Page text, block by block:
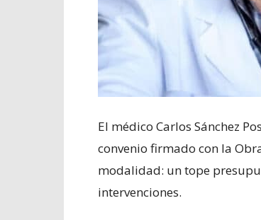
El médico Carlos Sánchez
convenio firmado con la
modalidad: un tope
intervenciones.